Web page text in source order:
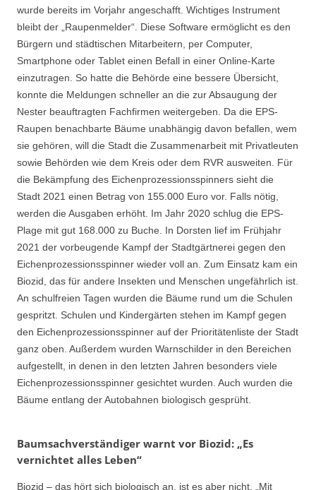
wurde bereits im Vorjahr angeschafft. Wichtiges Instrument
bleibt der „Raupenmelder“. Diese Software ermöglicht es den
Bürgern und städtischen Mitarbeitern, per Computer,
Smartphone oder Tablet einen Befall in einer Online-Karte
einzutragen. So hatte die Behörde eine bessere Übersicht,
konnte die Meldungen schneller an die zur Absaugung der
Nester beauftragten Fachfirmen weitergeben. Da die EPS-
Raupen benachbarte Bäume unabhängig davon befallen, wem
sie gehören, will die Stadt die Zusammenarbeit mit Privatleuten
sowie Behörden wie dem Kreis oder dem RVR ausweiten. Für
die Bekämpfung des Eichenprozessionsspinners sieht die
Stadt 2021 einen Betrag von 155.000 Euro vor. Falls nötig,
werden die Ausgaben erhöht. Im Jahr 2020 schlug die EPS-
Plage mit gut 168.000 zu Buche. In Dorsten lief im Frühjahr
2021 der vorbeugende Kampf der Stadtgärtnerei gegen den
Eichenprozessionsspinner wieder voll an. Zum Einsatz kam ein
Biozid, das für andere Insekten und Menschen ungefährlich ist.
An schulfreien Tagen wurden die Bäume rund um die Schulen
gespritzt. Schulen und Kindergärten stehen im Kampf gegen
den Eichenprozessionsspinner auf der Prioritätenliste der Stadt
ganz oben. Außerdem wurden Warnschilder in den Bereichen
aufgestellt, in denen in den letzten Jahren besonders viele
Eichenprozessionsspinner gesichtet wurden. Auch wurden die
Bäume entlang der Autobahnen biologisch gesprüht.
Baumsachverständiger warnt vor Biozid: „Es
vernichtet alles Leben“
Biozid – das hört sich biologisch an, ist es aber nicht. „Mit